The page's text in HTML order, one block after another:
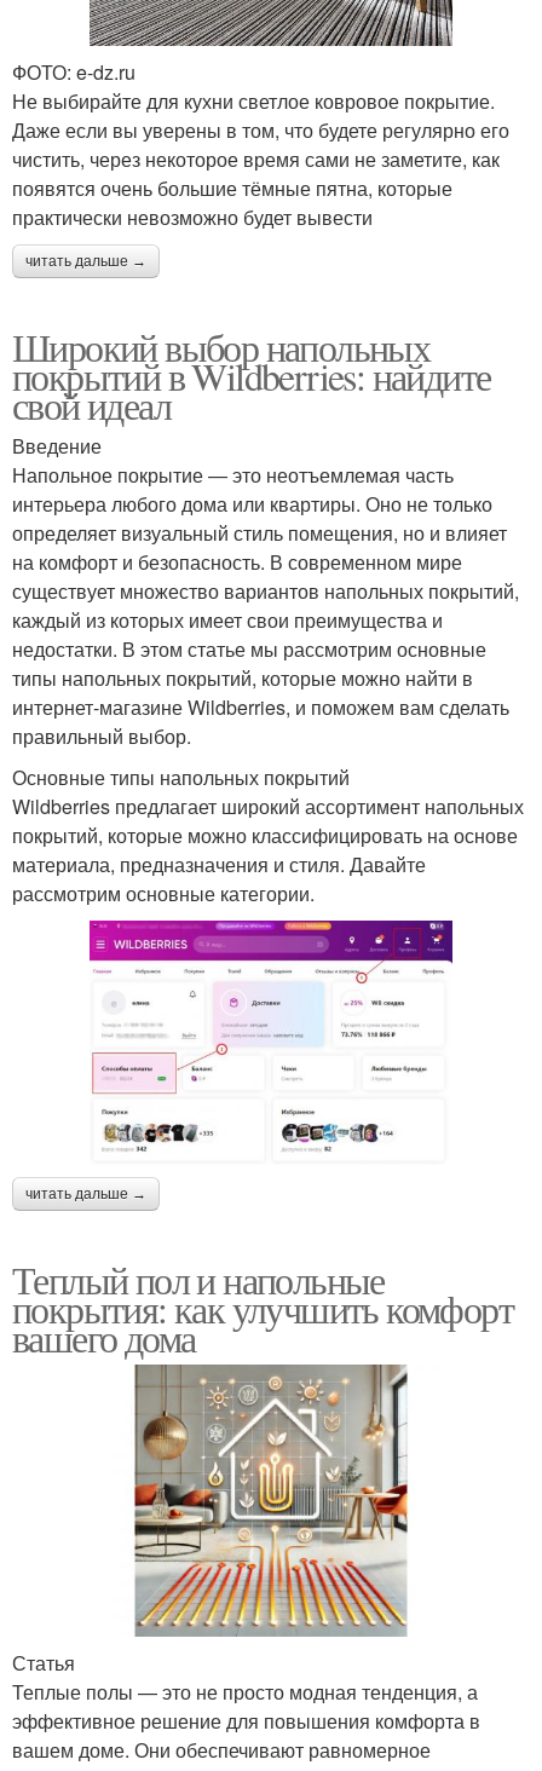
ФОТО: e-dz.ru
Не выбирайте для кухни светлое ковровое покрытие.
Даже если вы уверены в том, что будете регулярно его
чистить, через некоторое время сами не заметите, как
появятся очень большие тёмные пятна, которые
практически невозможно будет вывести
читать дальше →
Широкий выбор напольных
покрытий в Wildberries: найдите
свой идеал
Введение
Напольное покрытие — это неотъемлемая часть
интерьера любого дома или квартиры. Оно не только
определяет визуальный стиль помещения, но и влияет
на комфорт и безопасность. В современном мире
существует множество вариантов напольных покрытий,
каждый из которых имеет свои преимущества и
недостатки. В этом статье мы рассмотрим основные
типы напольных покрытий, которые можно найти в
интернет-магазине Wildberries, и поможем вам сделать
правильный выбор.
Основные типы напольных покрытий
Wildberries предлагает широкий ассортимент напольных
покрытий, которые можно классифицировать на основе
материала, предназначения и стиля. Давайте
рассмотрим основные категории.
читать дальше →
Теплый пол и напольные
покрытия: как улучшить комфорт
вашего дома
Статья
Теплые полы — это не просто модная тенденция, а
эффективное решение для повышения комфорта в
вашем доме. Они обеспечивают равномерное